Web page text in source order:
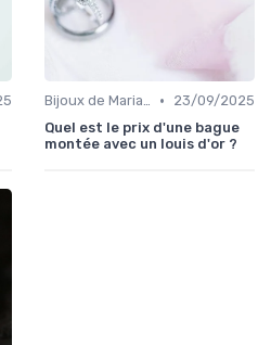
Bijoux de Mariage et de Fiançailles •
23/09/2025
Quel est le prix d'une bague
montée avec un louis d'or ?